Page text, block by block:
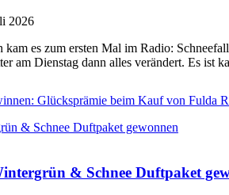
2026
es zum ersten Mal im Radio:
am Dienstag dann alles verändert. Es
Glücksprämie beim Kauf von Fulda
& Schnee Duftpaket